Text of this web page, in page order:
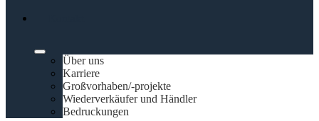
Über uns
Karriere
Großvorhaben/-projekte
Wiederverkäufer und Händler
Bedruckungen